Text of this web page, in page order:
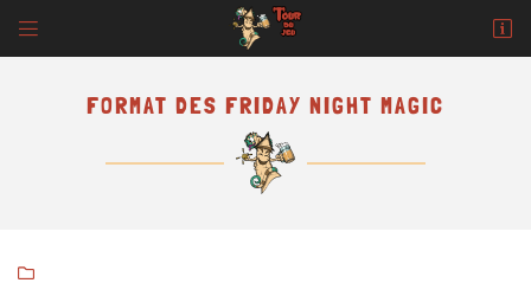
 
62 bis Boulevard Gambetta
02 48 69 23 94
FORMAT DES FRIDAY NIGHT MAGIC
